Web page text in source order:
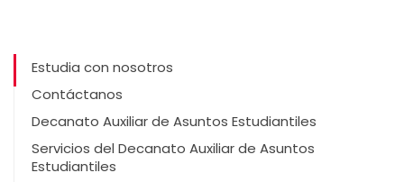
Estudia con nosotros
Contáctanos
Decanato Auxiliar de Asuntos Estudiantiles
Servicios del Decanato Auxiliar de Asuntos
Estudiantiles